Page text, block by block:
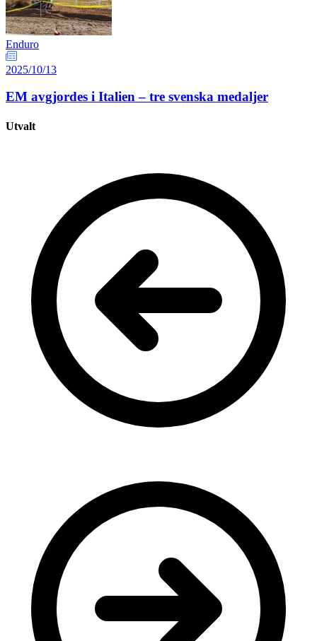
Enduro
2025/10/13
EM avgjordes i Italien – tre svenska medaljer
Utvalt